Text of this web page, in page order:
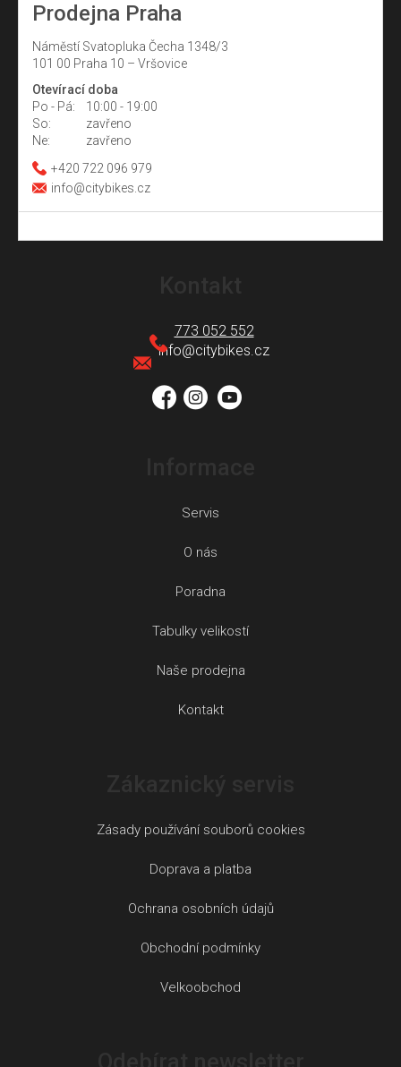
Prodejna Praha
Náměstí Svatopluka Čecha 1348/3
101 00 Praha 10 – Vršovice
Otevírací doba
Po - Pá:
10:00 - 19:00
So:
zavřeno
Ne:
zavřeno
+420 722 096 979
info@citybikes.cz
info@citybikes.cz
773 052 552
Servis
O nás
Poradna
Tabulky velikostí
Naše prodejna
Kontakt
Zásady používání souborů cookies
Doprava a platba
Ochrana osobních údajů
Obchodní podmínky
Velkoobchod